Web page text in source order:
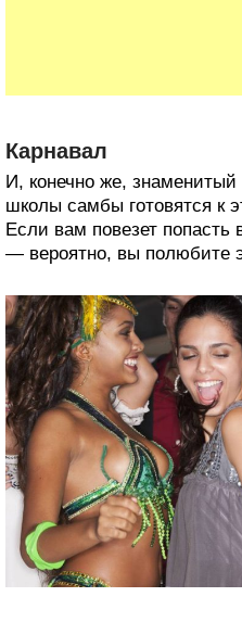
Карнавал
И, конечно же,
школы самбы готовятся к
Если вам повезет
— вероятно, вы полюбите